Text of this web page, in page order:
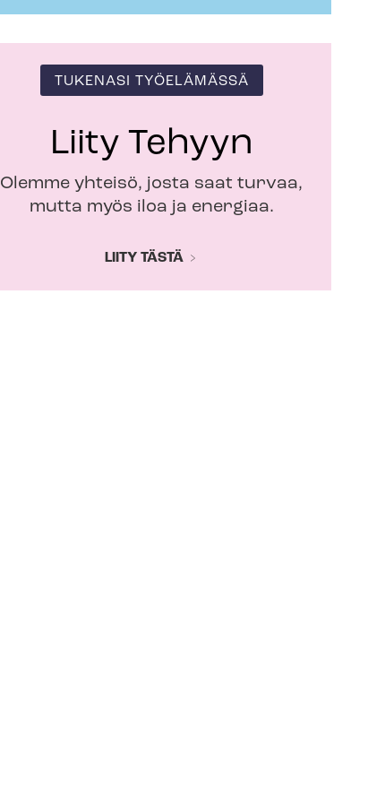
TUKENASI TYÖELÄMÄSSÄ
Liity Tehyyn
Olemme yhteisö, josta saat turvaa,
mutta myös iloa ja energiaa.
LIITY TÄSTÄ